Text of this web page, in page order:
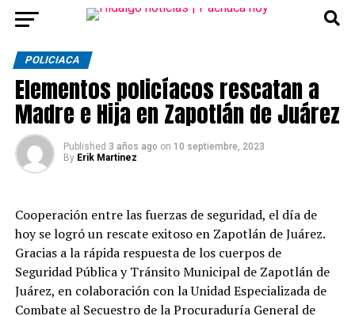
POLICIACA
Elementos policíacos rescatan a
Madre e Hija en Zapotlán de Juárez
Published 3 años ago on 10 septiembre, 2023
By Erik Martinez
Cooperación entre las fuerzas de seguridad, el día de
hoy se logró un rescate exitoso en Zapotlán de Juárez.
Gracias a la rápida respuesta de los cuerpos de
Seguridad Pública y Tránsito Municipal de Zapotlán de
Juárez, en colaboración con la Unidad Especializada de
Combate al Secuestro de la Procuraduría General de